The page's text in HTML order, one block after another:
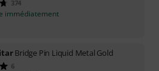
374
immédiatement
Bridge Pin Liquid Metal Gold
6